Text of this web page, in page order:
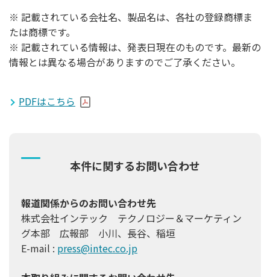
※ 記載されている会社名、製品名は、各社の登録商標ま
たは商標です。
※ 記載されている情報は、発表日現在のものです。最新の
情報とは異なる場合がありますのでご了承ください。
PDFはこちら
本件に関するお問い合わせ
報道関係からのお問い合わせ先
株式会社インテック テクノロジー＆マーケティン
グ本部 広報部 小川、長谷、稲垣
E-mail : press@intec.co.jp